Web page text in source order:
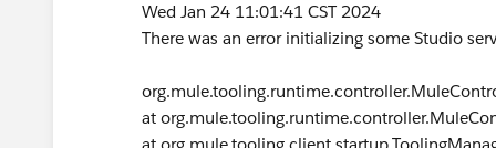
Wed Jan 24 11:01:41 CST 2024
There was an error initializing some Studio
at